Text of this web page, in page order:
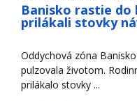
Banisko rastie do
prilákali stovky
Oddychová zóna
pulzovala životom.
prilákalo stovky ...